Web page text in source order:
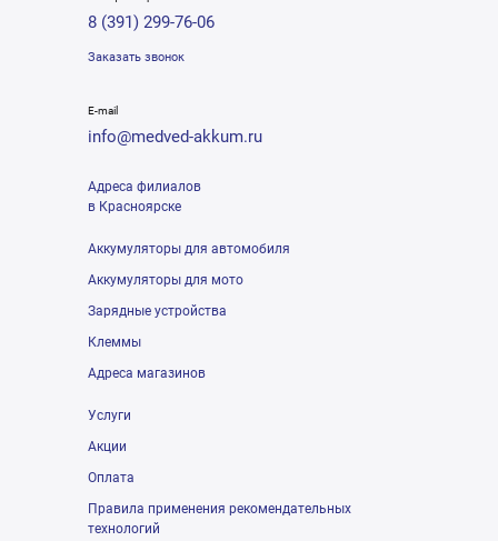
8 (391) 299-76-06
Заказать звонок
E-mail
info@medved-akkum.ru
Адреса филиалов
в Красноярске
Аккумуляторы для автомобиля
Аккумуляторы для мото
Зарядные устройства
Клеммы
Адреса магазинов
Услуги
Акции
Оплата
Правила применения рекомендательных
технологий